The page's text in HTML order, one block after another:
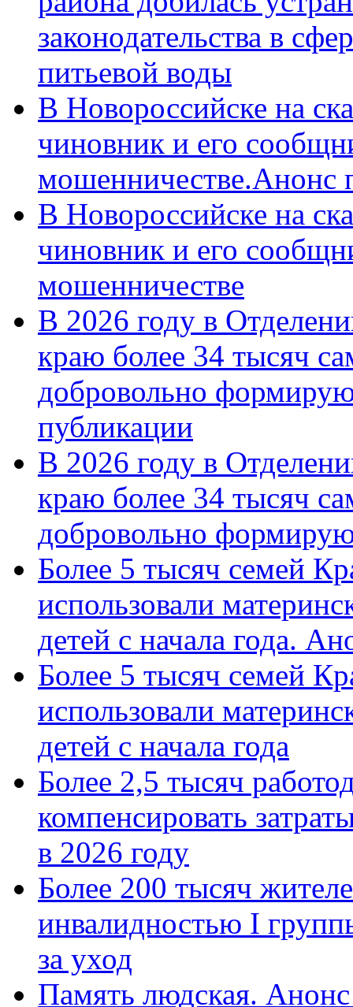
законодательства в
питьевой воды
В Новороссийске на
чиновник и его
мошенничестве.Анонс
В Новороссийске на
чиновник и его
мошенничестве
В 2026 году в
краю более 34 тысяч
добровольно
публикации
В 2026 году в
краю более 34 тысяч
добровольно
Более 5 тысяч семей
использовали
детей с начала года.
Более 5 тысяч семей
использовали
детей с начала года
Более 2,5 тысяч
компенсировать
в 2026 году
Более 200 тысяч
инвалидностью I
за уход
Память людская.